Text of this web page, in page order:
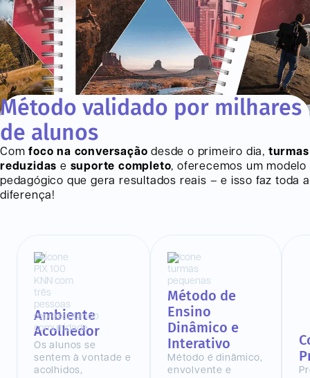
Método validado por milhares
de alunos
Comfoco na conversação desde o primeiro dia, turmas
reduzidas e suporte completo, oferecemos um modelo
pedagógico que gera resultados reais – e isso faz toda a
diferença!
Ambiente
Acolhedor
Os alunos se
sentem à vontade e
acolhidos,
Método de
Ensino
Dinâmico e
Interativo
Método é dinâmico,
envolvente e